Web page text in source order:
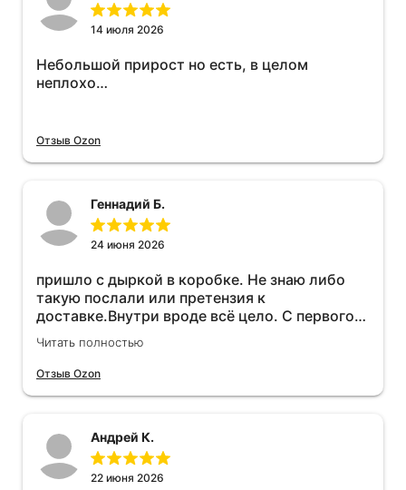
14 июля 2026
Небольшой прирост но есть, в целом
неплохо…
Отзыв Ozon
Геннадий Б.
24 июня 2026
пришло с дыркой в коробке. Не знаю либо
такую послали или претензия к
доставке.Внутри вроде всё цело. С первого
раза установить не получается не знаю
может интернет дурит. Четыре звёзды за
упаковку с дыркой.Как опробую дополню
всё установилось по работе устройства
дополню позже ещё не проехал 120
км.Дополняю после пробега 120 км
Читать полностью
Отзыв Ozon
Андрей К.
22 июня 2026